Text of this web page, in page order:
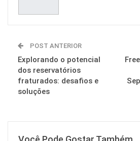
POST ANTERIOR
Explorando o potencial
dos reservatórios
fraturados: desafios e
soluções